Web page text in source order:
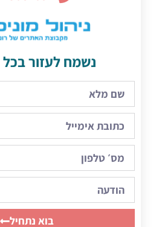
נשמח לעזור
בוא נתחיל